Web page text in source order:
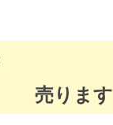
売ります